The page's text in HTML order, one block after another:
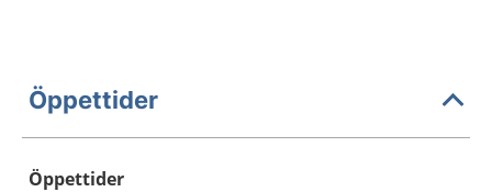
Öppettider
Öppettider